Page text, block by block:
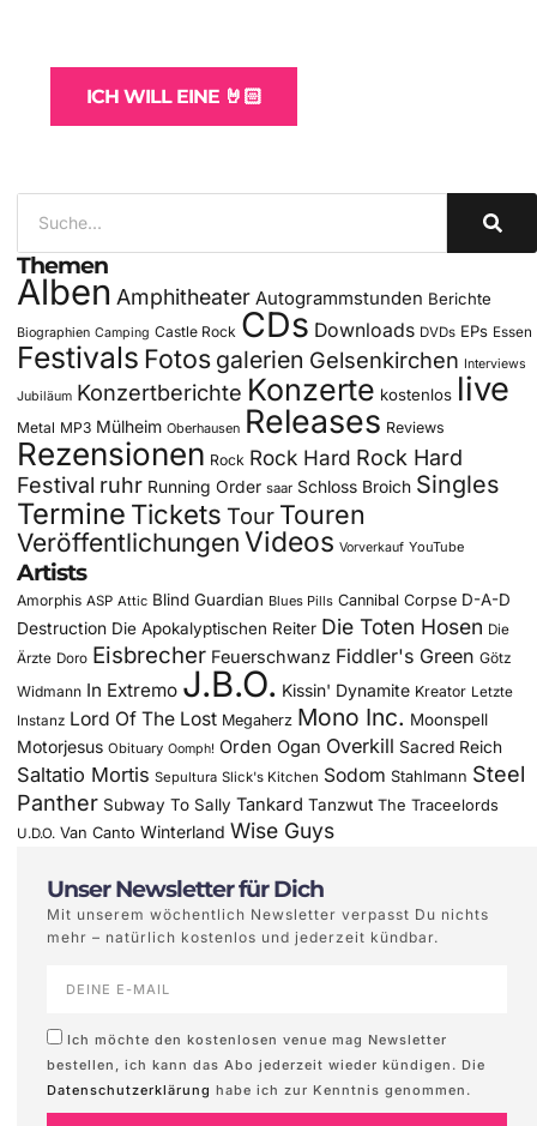
ICH WILL EINE 🤘🏻
Themen
Alben Amphitheater Autogrammstunden Berichte
Biographien Camping Castle Rock CDs Downloads DVDs EPs Essen
Festivals Fotos galerien Gelsenkirchen Interviews
Jubiläum Konzertberichte Konzerte kostenlos live
Metal MP3 Mülheim Oberhausen Releases Reviews
Rezensionen Rock Rock Hard Rock Hard
Festival ruhr Running Order saar Schloss Broich Singles
Termine Tickets Tour Touren
Veröffentlichungen Videos Vorverkauf YouTube
Artists
Amorphis ASP Attic Blind Guardian Blues Pills Cannibal Corpse D-A-D
Destruction Die Apokalyptischen Reiter Die Toten Hosen Die
Ärzte Doro Eisbrecher Feuerschwanz Fiddler's Green Götz
Widmann In Extremo J.B.O. Kissin' Dynamite Kreator Letzte
Instanz Lord Of The Lost Megaherz Mono Inc. Moonspell
Motorjesus Obituary Oomph! Orden Ogan Overkill Sacred Reich
Saltatio Mortis Sepultura Slick's Kitchen Sodom Stahlmann Steel
Panther Subway To Sally Tankard Tanzwut The Traceelords
U.D.O. Van Canto Winterland Wise Guys
Unser Newsletter für Dich
Mit unserem wöchentlich Newsletter verpasst Du nichts
mehr – natürlich kostenlos und jederzeit kündbar.
Ich möchte den kostenlosen venue mag Newsletter
bestellen, ich kann das Abo jederzeit wieder kündigen. Die
Datenschutzerklärung habe ich zur Kenntnis genommen.